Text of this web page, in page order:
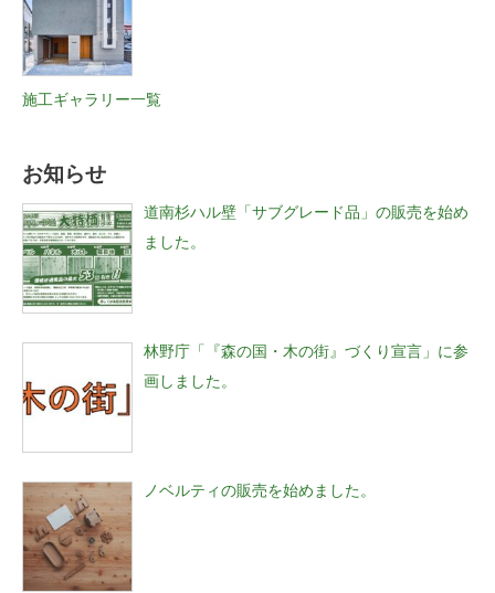
施工ギャラリー一覧
お知らせ
道南杉ハル壁「サブグレード品」の販売を始め
ました。
林野庁「『森の国・木の街』づくり宣言」に参
画しました。
ノベルティの販売を始めました。